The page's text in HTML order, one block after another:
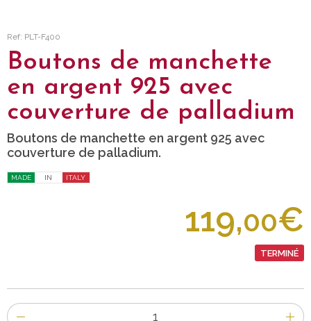
Ref: PLT-F400
Boutons de manchette
en argent 925 avec
couverture de palladium
Boutons de manchette en argent 925 avec
couverture de palladium.
MADE IN ITALY
119,00€
TERMINÉ
Nombre